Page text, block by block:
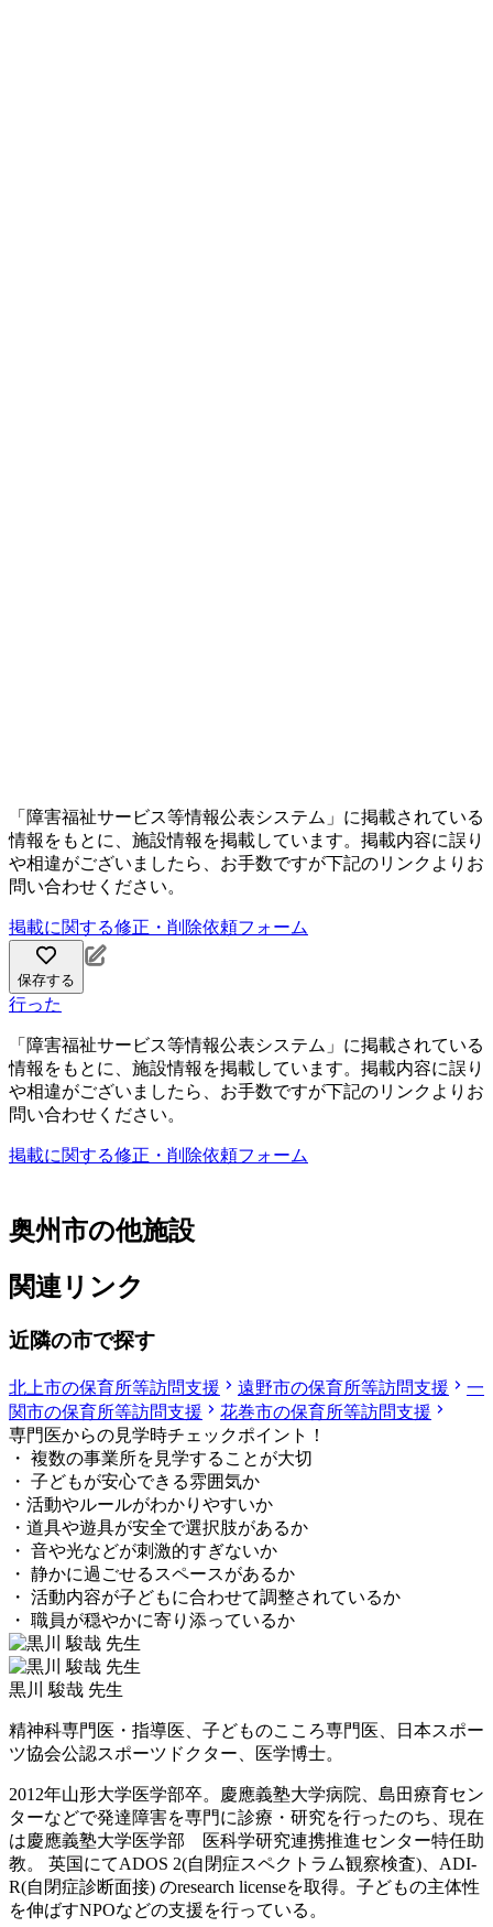
「障害福祉サービス等情報公表システム」に掲載されている
情報をもとに、施設情報を掲載しています。掲載内容に誤り
や相違がございましたら、お手数ですが下記のリンクよりお
問い合わせください。
掲載に関する修正・削除依頼フォーム
保存する
行った
「障害福祉サービス等情報公表システム」に掲載されている
情報をもとに、施設情報を掲載しています。掲載内容に誤り
や相違がございましたら、お手数ですが下記のリンクよりお
問い合わせください。
掲載に関する修正・削除依頼フォーム
奥州市の他施設
関連リンク
近隣の市で探す
北上市の保育所等訪問支援 遠野市の保育所等訪問支援
一
関市の保育所等訪問支援
花巻市の保育所等訪問支援
専門医からの見学時チェックポイント！
・ 複数の事業所を見学することが大切
・ 子どもが安心できる雰囲気か
・活動やルールがわかりやすいか
・道具や遊具が安全で選択肢があるか
・ 音や光などが刺激的すぎないか
・ 静かに過ごせるスペースがあるか
・ 活動内容が子どもに合わせて調整されているか
・ 職員が穏やかに寄り添っているか
黒川 駿哉 先生
精神科専門医・指導医、子どものこころ専門医、日本スポー
ツ協会公認スポーツドクター、医学博士。
2012年山形大学医学部卒。慶應義塾大学病院、島田療育セン
ターなどで発達障害を専門に診療・研究を行ったのち、現在
は慶應義塾大学医学部 医科学研究連携推進センター特任助
教。 英国にてADOS 2(自閉症スペクトラム観察検査)、ADI-
R(自閉症診断面接) のresearch licenseを取得。子どもの主体性
を伸ばすNPOなどの支援を行っている。